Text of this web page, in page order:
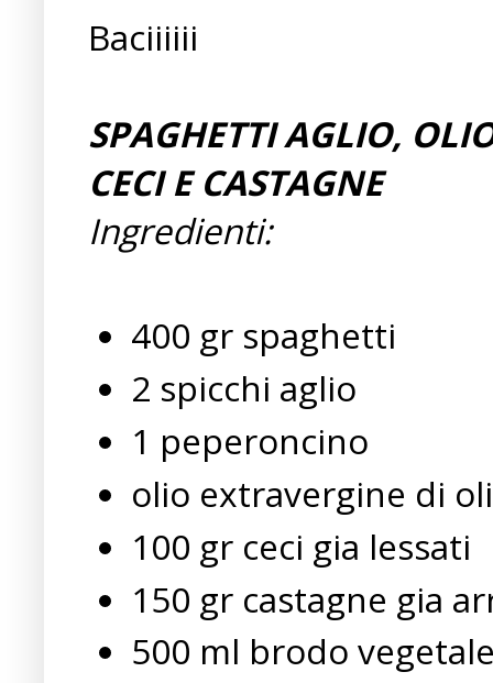
Baciiiiii
SPAGHETTI AGLIO,
CECI E CASTAGNE
Ingredienti:
400 gr spaghetti
2 spicchi aglio
1 peperoncino
olio extravergine di
100 gr ceci gia lessati
150 gr castagne gia
500 ml brodo